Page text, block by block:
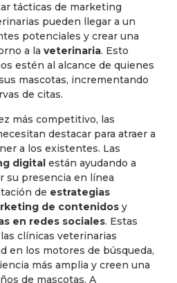
tácticas de marketing
pueden llegar a un
potenciales y crear una
a la veterinaria. Esto
estén al alcance de quienes
mascotas, incrementando
de citas.
más competitivo, las
destacar para atraer a
a los existentes. Las
digital están ayudando a
su presencia en línea
de estrategias
de contenidos y
en redes sociales. Estas
clínicas veterinarias
en los motores de búsqueda,
más amplia y creen una
de mascotas. A